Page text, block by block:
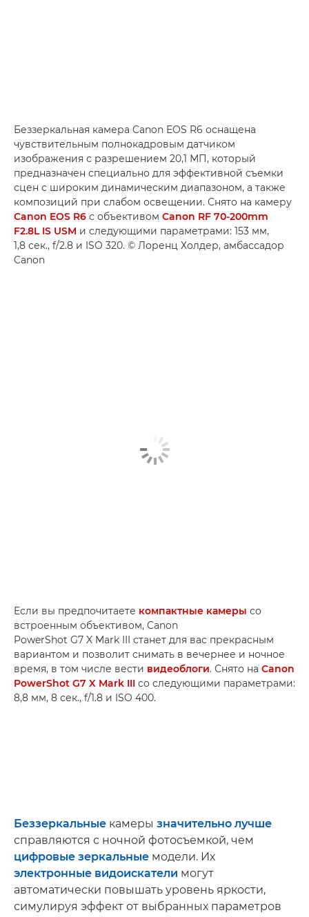
Беззеркальная камера Canon EOS R6 оснащена
чувствительным полнокадровым датчиком
изображения с разрешением 20,1 МП, который
предназначен специально для эффективной съемки
сцен с широким динамическим диапазоном, а также
композиций при слабом освещении. Снято на камеру
Canon EOS R6 с объективом Canon RF 70-200mm
F2.8L IS USM и следующими параметрами: 153 мм,
1,8 сек., f/2.8 и ISO 320. © Лоренц Холдер, амбассадор
Canon
Если вы предпочитаете компактные камеры со
встроенным объективом, Canon
PowerShot G7 X Mark III станет для вас прекрасным
вариантом и позволит снимать в вечернее и ночное
время, в том числе вести видеоблоги. Снято на Canon
PowerShot G7 X Mark III со следующими параметрами:
8,8 мм, 8 сек., f/1.8 и ISO 400.
Беззеркальные камеры значительно лучше
справляются с ночной фотосъемкой, чем
цифровые зеркальные модели. Их
электронные видоискатели могут
автоматически повышать уровень яркости,
симулируя эффект от выбранных параметров